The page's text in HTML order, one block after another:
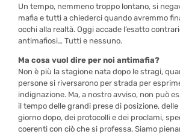
Un tempo, nemmeno troppo lontano, si
mafia e tutti a chiederci quando avremmo
occhi alla realtà. Oggi accade l’esatto
antimafiosi… Tutti e nessuno.
Ma cosa vuol dire per noi antimafia?
Non è più la stagione nata dopo le stragi,
persone si riversarono per strada per
indignazione. Ma, a nostro avviso, non può
il tempo delle grandi prese di posizione,
giorno dopo, dei protocolli e dei proclami,
coerenti con ciò che si professa. Siamo